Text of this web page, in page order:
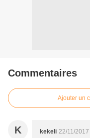
Commentaires
Ajouter un
K kekeli 22/11/